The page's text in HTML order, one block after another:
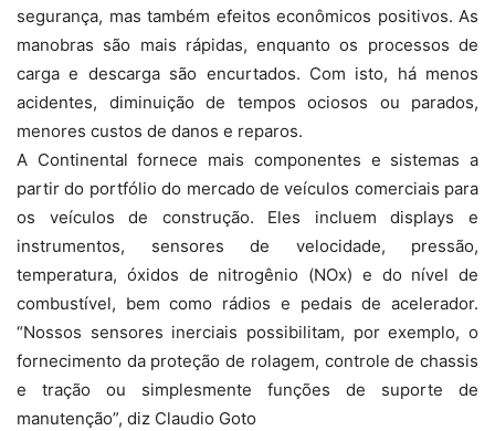
segurança, mas também efeitos econômicos positivos. As
manobras são mais rápidas, enquanto os processos de
carga e descarga são encurtados. Com isto, há menos
acidentes, diminuição de tempos ociosos ou parados,
menores custos de danos e reparos.
A Continental fornece mais componentes e sistemas a
partir do portfólio do mercado de veículos comerciais para
os veículos de construção. Eles incluem displays e
instrumentos, sensores de velocidade, pressão,
temperatura, óxidos de nitrogênio (NOx) e do nível de
combustível, bem como rádios e pedais de acelerador.
“Nossos sensores inerciais possibilitam, por exemplo, o
fornecimento da proteção de rolagem, controle de chassis
e tração ou simplesmente funções de suporte de
manutenção”, diz Claudio Goto